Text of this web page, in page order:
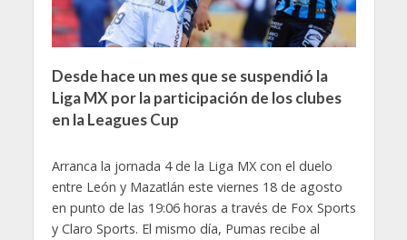
Desde hace un mes que se suspendió la
Liga MX por la participación de los clubes
en la Leagues Cup
Arranca la jornada 4 de la Liga MX con el duelo
entre León y Mazatlán este viernes 18 de agosto
en punto de las 19:06 horas a través de Fox Sports
y Claro Sports. El mismo día, Pumas recibe al